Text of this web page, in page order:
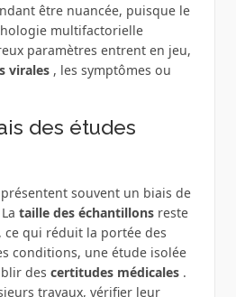
être nuancée, puisque le
multifactorielle
paramètres entrent en jeu,
virales, les symptômes ou
des études
souvent un biais de
taille des échantillonsreste
qui réduit la portée des
conditions, une étude isolée
des certitudes médicales.
travaux, vérifier leur